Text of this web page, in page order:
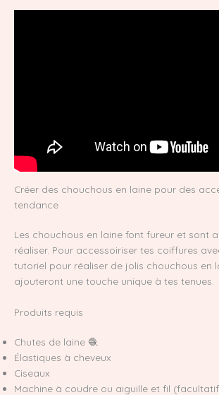
Créer des chouchous en laine pour des
tendance
Les chouchous en laine font fureur et sont
réaliser. Pour accessoiriser tes coiffures
tutoriel pour réaliser de jolis chouchous en
ajouteront une touche unique à tes tenues.
Produits requis
Chutes de laine 🧶
Élastiques à cheveux
Ciseaux
Machine à coudre ou aiguille et fil